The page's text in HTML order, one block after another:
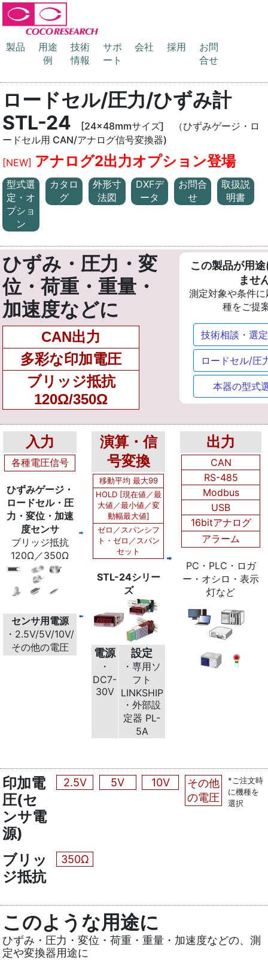
製品
用途
例
技術
情報
サポ
ート
会社 採用
お問
合せ
ロードセル/圧力/ひずみ計
STL-24 [24x48mmサイズ] （ひずみゲージ・ロ
ードセル用 CAN/アナログ信号変換器)
[NEW] アナログ2出力オプション登場
型式選
定・オ
プショ
ン
カタロ
グ
外形寸
法図
DXFデ
ータ
お問合
せ
取扱説
明書
ひずみ・圧力・変
位・荷重・重量・
加速度などに
CAN出力
多彩な印加電圧
ブリッジ抵抗
120Ω/350Ω
この製品が用
ませ
測定対象や条件
種をご提
技術相談・選
ロードセル/圧
本器の型式
入力
各種電圧信号
ひずみゲージ・
ロードセル・圧
力・変位・加速
度センサ
ブリッジ抵抗
120Ω／350Ω
センサ用電源
・2.5V/5V/10V/
その他の電圧
演算・信
号変換
移動平均 最大99
HOLD [現在値／最
大値／最小値／変
動幅最大値]
ゼロ／スパンシフ
ト・ゼロ／スパン
セット
STL-24シリー
ズ
電源
・
DC7-
30V
設定
・専用ソ
フト
LINKSHIP
・外部設
定器 PL-
5A
出力
CAN
RS-485
Modbus
USB
16bitアナログ
アラーム
PC・PLC・ロガ
ー・オシロ・表示
灯など
印加電
圧(セ
ンサ電
源)
2.5V 5V 10V
その他
の電圧
*ご注文時
に機種を
選択
ブリッ
ジ抵抗
350Ω
このような用途に
ひずみ・圧力・変位・荷重・重量・加速度などの、測
定や変換器用途に